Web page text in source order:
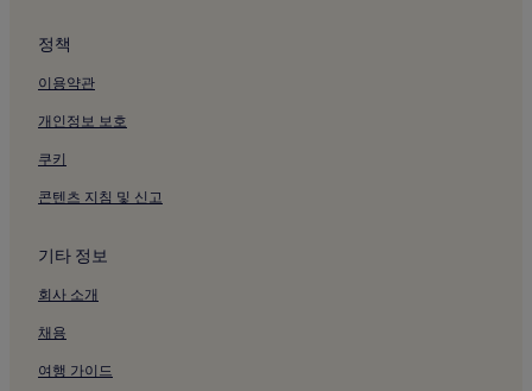
정책
이용약관
개인정보 보호
쿠키
콘텐츠 지침 및 신고
기타 정보
회사 소개
채용
여행 가이드